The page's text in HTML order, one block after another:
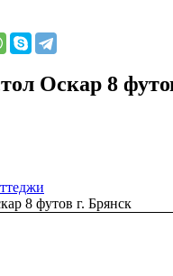
Оскар 8
8 футов г. Брянск